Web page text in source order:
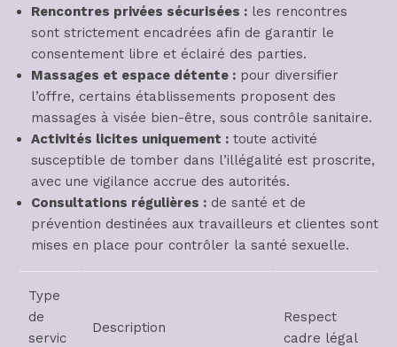
Rencontres privées sécurisées : les rencontres
sont strictement encadrées afin de garantir le
consentement libre et éclairé des parties.
Massages et espace détente : pour diversifier
l’offre, certains établissements proposent des
massages à visée bien-être, sous contrôle sanitaire.
Activités licites uniquement : toute activité
susceptible de tomber dans l’illégalité est proscrite,
avec une vigilance accrue des autorités.
Consultations régulières : de santé et de
prévention destinées aux travailleurs et clientes sont
mises en place pour contrôler la santé sexuelle.
Type
de
servic
Description
Respect
cadre légal